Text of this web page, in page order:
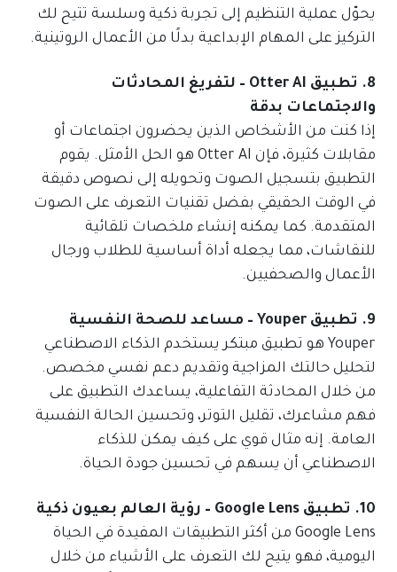
يحوّل عملية التنظيم إلى تجربة ذكية وسلسة تتيح لك
التركيز على المهام الإبداعية بدلًا من الأعمال الروتينية.
8. تطبيق Otter AI – لتفريغ المحادثات
والاجتماعات بدقة
إذا كنت من الأشخاص الذين يحضرون اجتماعات أو
مقابلات كثيرة، فإن Otter AI هو الحل الأمثل. يقوم
التطبيق بتسجيل الصوت وتحويله إلى نصوص دقيقة
في الوقت الحقيقي بفضل تقنيات التعرف على الصوت
المتقدمة. كما يمكنه إنشاء ملخصات تلقائية
للنقاشات، مما يجعله أداة أساسية للطلاب ورجال
الأعمال والصحفيين.
9. تطبيق Youper – مساعد للصحة النفسية
Youper هو تطبيق مبتكر يستخدم الذكاء الاصطناعي
لتحليل حالتك المزاجية وتقديم دعم نفسي مخصص.
من خلال المحادثة التفاعلية، يساعدك التطبيق على
فهم مشاعرك، تقليل التوتر، وتحسين الحالة النفسية
العامة. إنه مثال قوي على كيف يمكن للذكاء
الاصطناعي أن يسهم في تحسين جودة الحياة.
10. تطبيق Google Lens – رؤية العالم بعيون ذكية
Google Lens من أكثر التطبيقات المفيدة في الحياة
اليومية، فهو يتيح لك التعرف على الأشياء من خلال